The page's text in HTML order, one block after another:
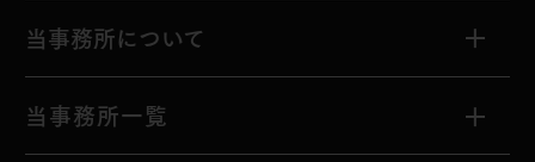
示談交渉で請求できること
慰謝料・示談金
解決までの流れ
解決事例
当事務所について
私たちの強み
当事務所一覧